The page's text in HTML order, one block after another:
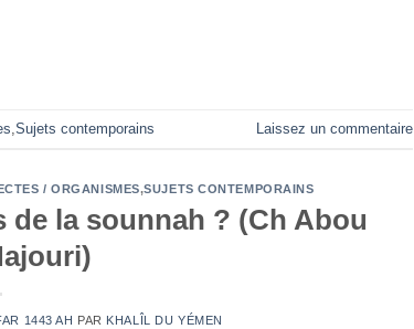
Sujets contemporains Laissez un commentaire
/ ORGANISMES,SUJETS CONTEMPORAINS
la sounnah ? (Ch Abou
1443 AH PAR KHALÎL DU YÉMEN